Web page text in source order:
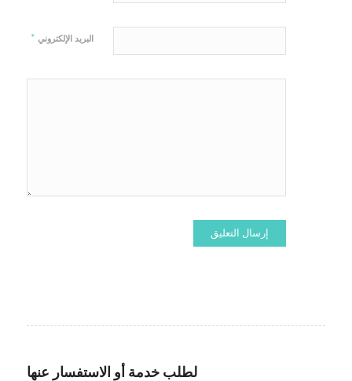
البريد الإلكتروني *
لطلب خدمة أو الاستفسار عنها